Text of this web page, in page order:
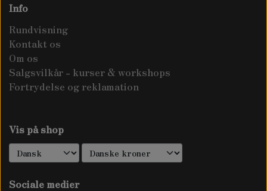
Info
Rundvisning
Kontakt os
Om os
Salgsvilkår - kurser & workshops
Fortrydelse og reklamation
Vis på shop
Sociale medier